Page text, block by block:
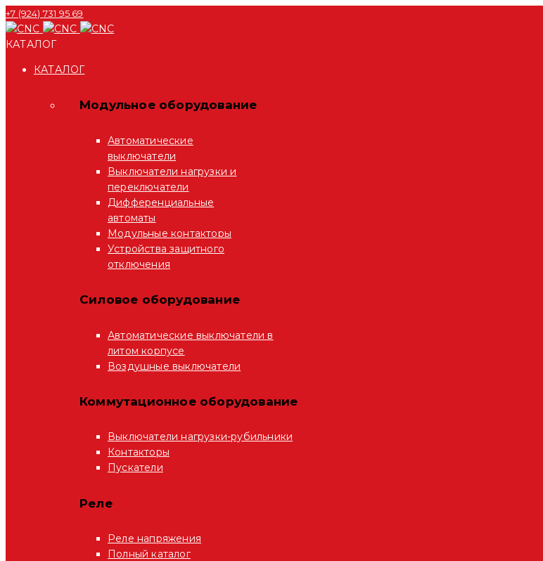
+7 (924) 731 95 69
КАТАЛОГ
КАТАЛОГ
Модульное оборудование
Автоматические
выключатели
Выключатели нагрузки и
переключатели
Дифференциальные
автоматы
Модульные контакторы
Устройства защитного
отключения
Силовое оборудование
Автоматические выключатели в
литом корпусе
Воздушные выключатели
Коммутационное оборудование
Выключатели нагрузки-рубильники
Контакторы
Пускатели
Реле
Реле напряжения
Полный каталог